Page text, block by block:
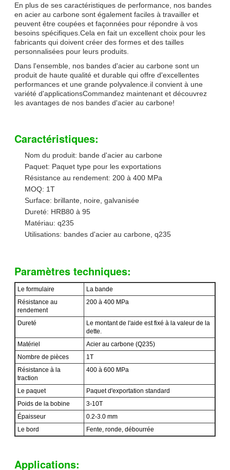
En plus de ses caractéristiques de performance, nos bandes
en acier au carbone sont également faciles à travailler et
peuvent être coupées et façonnées pour répondre à vos
besoins spécifiques.Cela en fait un excellent choix pour les
fabricants qui doivent créer des formes et des tailles
personnalisées pour leurs produits.
Dans l'ensemble, nos bandes d'acier au carbone sont un
produit de haute qualité et durable qui offre d'excellentes
performances et une grande polyvalence.il convient à une
variété d'applicationsCommandez maintenant et découvrez
les avantages de nos bandes d'acier au carbone!
Caractéristiques:
Nom du produit: bande d'acier au carbone
Paquet: Paquet type pour les exportations
Résistance au rendement: 200 à 400 MPa
MOQ: 1T
Surface: brillante, noire, galvanisée
Dureté: HRB80 à 95
Matériau: q235
Utilisations: bandes d'acier au carbone, q235
Paramètres techniques:
Le formulaire
La bande
Résistance au
rendement
200 à 400 MPa
Dureté
Le montant de l'aide est fixé à la valeur de la
dette.
Matériel
Acier au carbone (Q235)
Nombre de pièces
1T
Résistance à la
traction
400 à 600 MPa
Le paquet
Paquet d'exportation standard
Poids de la bobine
3-10T
Épaisseur
0.2-3.0 mm
Le bord
Fente, ronde, débourrée
Applications: